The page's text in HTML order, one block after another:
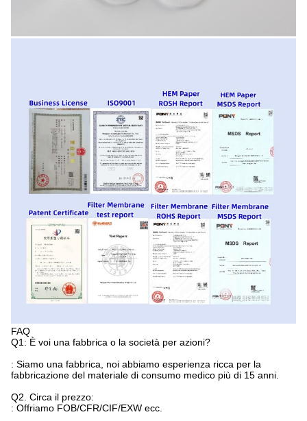
FAQ
Q1: È voi una fabbrica o la società per azioni?
: Siamo una fabbrica, noi abbiamo esperienza ricca per la
fabbricazione del materiale di consumo medico più di 15 anni.
Q2. Circa il prezzo:
: Offriamo FOB/CFR/CIF/EXW ecc.